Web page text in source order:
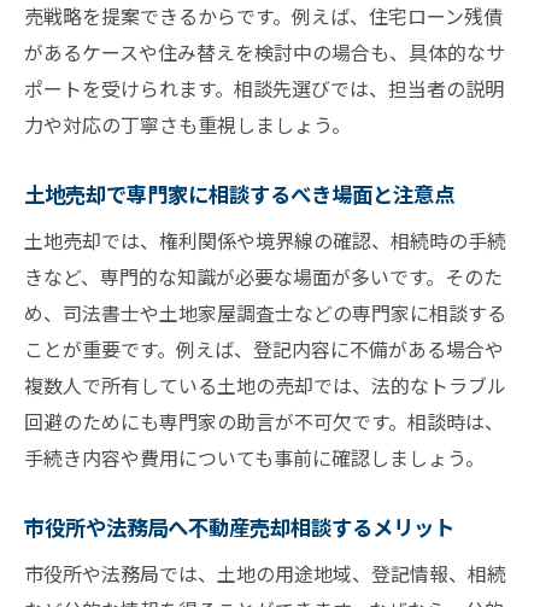
不動産売却で失敗しないための相談先の選
び方
家の売却相談でやってはいけないことを解
説
肢
土地売却で失敗しないための相談先のポイント
土地売却時の不動産売却相談先の選定基準
とは
土地の相談は市役所と司法書士どちらが安
心か
不動産売却の無料相談で土地取引を成功さ
土地売却の相談時に避けたい落とし穴を知
ろう
売戦略を提案できるからです。例えば、住宅ローン残債
があるケースや住み替えを検討中の場合も、具体的なサ
ポートを受けられます。相談先選びでは、担当者の説明
力や対応の丁寧さも重視しましょう。
土地売却で専門家に相談するべき場面と注意点
土地売却では、権利関係や境界線の確認、相続時の手続
きなど、専門的な知識が必要な場面が多いです。そのた
め、司法書士や土地家屋調査士などの専門家に相談する
ことが重要です。例えば、登記内容に不備がある場合や
複数人で所有している土地の売却では、法的なトラブル
回避のためにも専門家の助言が不可欠です。相談時は、
手続き内容や費用についても事前に確認しましょう。
市役所や法務局へ不動産売却相談するメリット
市役所や法務局では、土地の用途地域、登記情報、相続